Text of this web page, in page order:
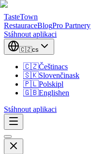
TasteTown
RestauraceBlogPro Partnery
Stáhnout aplikaci
🇨🇿cs
🇨🇿Češtinacs
🇸🇰Slovenčinask
🇵🇱Polskipl
🇬🇧Englishen
Stáhnout aplikaci